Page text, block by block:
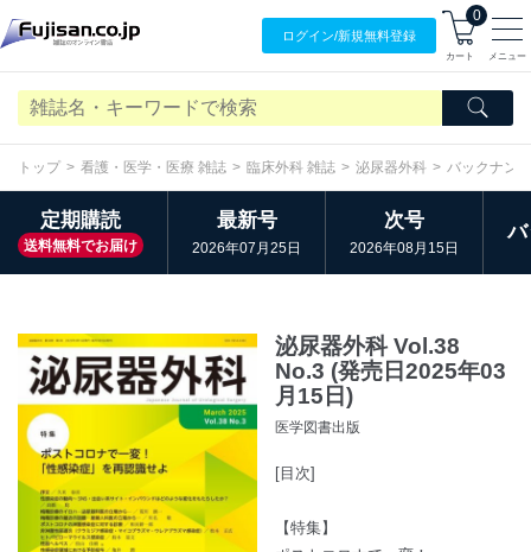
ログイン/新規無料登録
0
カート メニュー
トップ 看護・医学・医療 雑誌 臨床外科 雑誌 泌尿器外科 バックナン
定期購読
送料無料でお届け
最新号
2026年07月25日
次号
2026年08月15日
泌尿器外科 Vol.38
No.3 (発売日2025年03
月15日)
医学図書出版
[目次]
【特集】